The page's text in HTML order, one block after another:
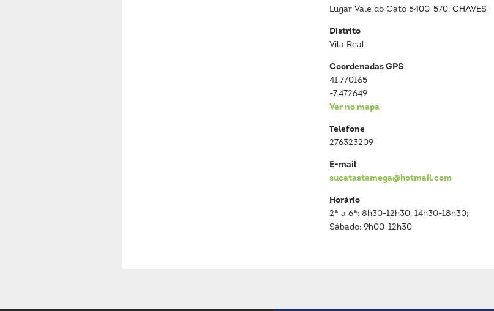
Lugar Vale do Gato 5400-570; CHAVES
Distrito
Vila Real
Coordenadas GPS
41.770165
-7.472649
Ver no mapa
Telefone
276323209
E-mail
sucatastamega@hotmail.com
Horário
2ª a 6ª: 8h30-12h30; 14h30-18h30;
Sábado: 9h00-12h30